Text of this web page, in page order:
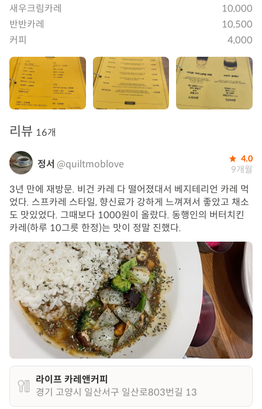
새우크림카레
10,000
반반카레
10,500
커피
4,000
리뷰 16개
정서 @quiltmoblove 4.0
9개월
3년 만에 재방문. 비건 카레 다 떨어졌대서 베지테리언 카레 먹
었다. 스프카레 스타일, 향신료가 강하게 느껴져서 좋았고 채소
도 맛있었다. 그때보다 1000원이 올랐다. 동행인의 버터치킨
카레(하루 10그릇 한정)는 맛이 정말 진했다.
라이프 카레앤커피
경기 고양시 일산서구 일산로803번길 13